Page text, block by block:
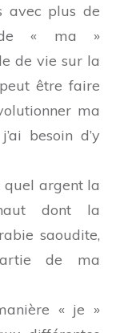
avec plus de
de « ma »
de vie sur la
être faire
ma
besoin d’y
quel argent la
dont la
saoudite,
de ma
« je »